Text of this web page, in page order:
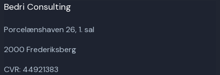
Bedri Consulting
Porcelænshaven 26, 1. sal
2000 Frederiksberg
CVR: 44921383